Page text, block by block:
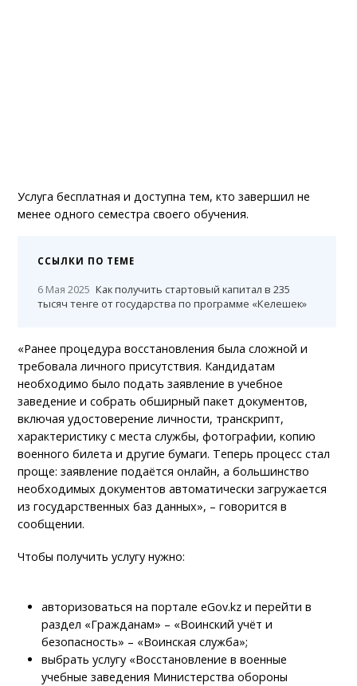
Услуга бесплатная и доступна тем, кто завершил не
менее одного семестра своего обучения.
ССЫЛКИ ПО ТЕМЕ
6 Мая 2025 Как получить стартовый капитал в 235
тысяч тенге от государства по программе «Келешек»
«Ранее процедура восстановления была сложной и
требовала личного присутствия. Кандидатам
необходимо было подать заявление в учебное
заведение и собрать обширный пакет документов,
включая удостоверение личности, транскрипт,
характеристику с места службы, фотографии, копию
военного билета и другие бумаги. Теперь процесс стал
проще: заявление подаётся онлайн, а большинство
необходимых документов автоматически загружается
из государственных баз данных», – говорится в
сообщении.
Чтобы получить услугу нужно:
авторизоваться на портале eGov.kz и перейти в
раздел «Гражданам» – «Воинский учёт и
безопасность» – «Воинская служба»;
выбрать услугу «Восстановление в военные
учебные заведения Министерства обороны